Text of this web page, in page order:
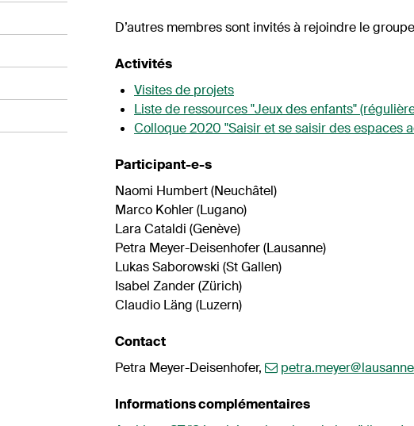
D’autres membres sont invités à rejoindre le
Activités
Visites de projets
Liste de ressources "Jeux des enfants"
Colloque 2020 "Saisir et se saisir des espaces
Participant-e-s
Naomi Humbert (Neuchâtel)
Marco Kohler (Lugano)
Lara Cataldi (Genève)
Petra Meyer-Deisenhofer (Lausanne)
Lukas Saborowski (St Gallen)
Isabel Zander (Zürich)
Claudio Läng (Luzern)
Contact
Petra Meyer-Deisenhofer,
Informations complémentaires